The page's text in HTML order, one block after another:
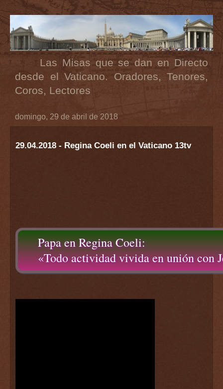
Las Misas que se dan en Directo
desde el Vaticano. Oradores, Tenores,
Coros, Lectores
domingo, 29 de abril de 2018
29.04.2018 - Regina Coeli en el Vaticano 13tv
Papa en Regina Coeli:
«Todo actividad vivida en unión con